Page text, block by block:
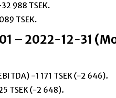
988 TSEK.
TSEK.
– 2022-12-31
-1 171 TSEK (-2 646).
TSEK (-2 648).